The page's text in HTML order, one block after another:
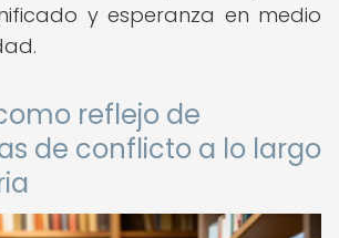
y esperanza en medio
reflejo de
de conflicto a lo largo